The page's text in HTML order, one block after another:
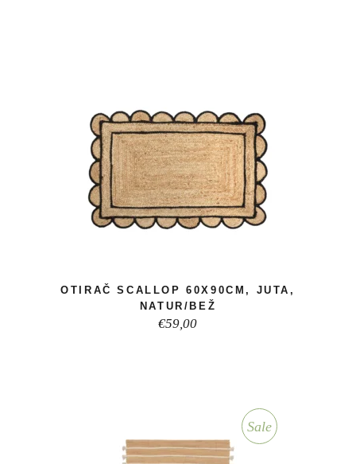
OTIRAČ SCALLOP 60X90CM, JUTA,
NATUR/BEŽ
€59,00
Sale